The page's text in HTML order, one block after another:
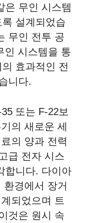
은 무인 시스템
설계되었습
무인 전투 공
인 시스템을 통
효과적인 전
니다.
또는 F-22보
의 새로운 세
의 양과 전력
급 전자 시스
합니다. 다이아
경에서 장거
되었으며 트
것은 원시 속